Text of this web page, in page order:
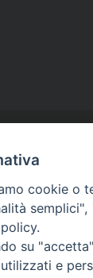
(BA)
cookie o
su
e